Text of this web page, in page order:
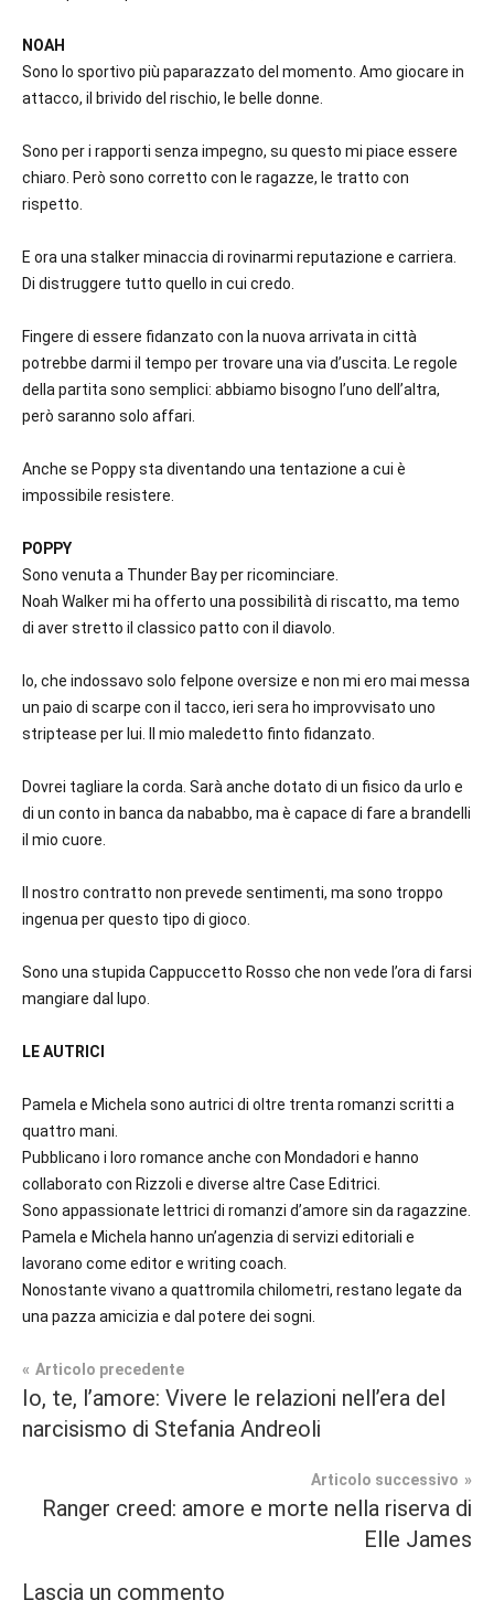
NOAH
Sono lo sportivo più paparazzato del momento. Amo giocare in
attacco, il brivido del rischio, le belle donne.
Sono per i rapporti senza impegno, su questo mi piace essere
chiaro. Però sono corretto con le ragazze, le tratto con
rispetto.
E ora una stalker minaccia di rovinarmi reputazione e carriera.
Di distruggere tutto quello in cui credo.
Fingere di essere fidanzato con la nuova arrivata in città
potrebbe darmi il tempo per trovare una via d’uscita. Le regole
della partita sono semplici: abbiamo bisogno l’uno dell’altra,
però saranno solo affari.
Anche se Poppy sta diventando una tentazione a cui è
impossibile resistere.
POPPY
Sono venuta a Thunder Bay per ricominciare.
Noah Walker mi ha offerto una possibilità di riscatto, ma temo
di aver stretto il classico patto con il diavolo.
Io, che indossavo solo felpone oversize e non mi ero mai messa
un paio di scarpe con il tacco, ieri sera ho improvvisato uno
striptease per lui. Il mio maledetto finto fidanzato.
Dovrei tagliare la corda. Sarà anche dotato di un fisico da urlo e
di un conto in banca da nababbo, ma è capace di fare a brandelli
il mio cuore.
Il nostro contratto non prevede sentimenti, ma sono troppo
ingenua per questo tipo di gioco.
Sono una stupida Cappuccetto Rosso che non vede l’ora di farsi
mangiare dal lupo.
LE AUTRICI
Pamela e Michela sono autrici di oltre trenta romanzi scritti a
quattro mani.
Pubblicano i loro romance anche con Mondadori e hanno
collaborato con Rizzoli e diverse altre Case Editrici.
Sono appassionate lettrici di romanzi d’amore sin da ragazzine.
Pamela e Michela hanno un’agenzia di servizi editoriali e
lavorano come editor e writing coach.
Nonostante vivano a quattromila chilometri, restano legate da
una pazza amicizia e dal potere dei sogni.
Tag
#blog,
#book
#booklover
Prossime
Uscite
Romance
Navigazione
articoli
Articolo precedente
Io, te, l’amore: Vivere le relazioni nell’era del
narcisismo di Stefania Andreoli
Articolo successivo
Ranger creed: amore e morte nella riserva di
Elle James
Lascia un commento